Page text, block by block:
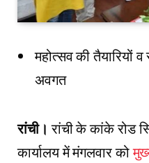
महोत्सव की तैयारियों
अवगत
रांची। रांची के कांके रोड
कार्यालय में मंगलवार को